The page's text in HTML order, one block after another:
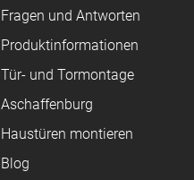
Fragen und Antworten
Produktinformationen
Tür- und Tormontage
Aschaffenburg
Haustüren montieren
Blog